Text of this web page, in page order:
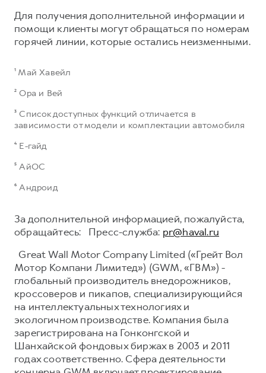
Для получения дополнительной информации и
помощи клиенты могут обращаться по номерам
горячей линии, которые остались неизменными.
¹ Май Хавейл
² Ора и Вей
³ Список доступных функций отличается в
зависимости от модели и комплектации автомобиля
⁴ Е-гайд
⁵ АйОС
⁶ Андроид
За дополнительной информацией, пожалуйста,
обращайтесь: Пресс-служба: pr@haval.ru
Great Wall Motor Company Limited («Грейт Вол
Мотор Компани Лимитед») (GWM, «ГВМ») -
глобальный производитель внедорожников,
кроссоверов и пикапов, специализирующийся
на интеллектуальных технологиях и
экологичном производстве. Компания была
зарегистрирована на Гонконгской и
Шанхайской фондовых биржах в 2003 и 2011
годах соответственно. Сфера деятельности